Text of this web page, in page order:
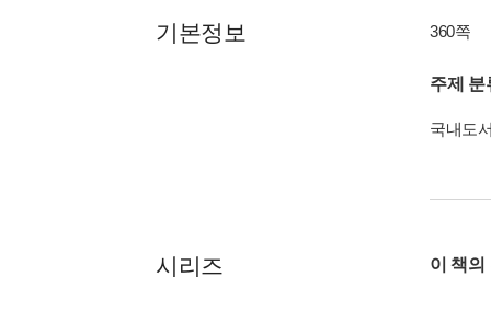
기본정보 360쪽
주제 분
국내도
시리즈 이 책의